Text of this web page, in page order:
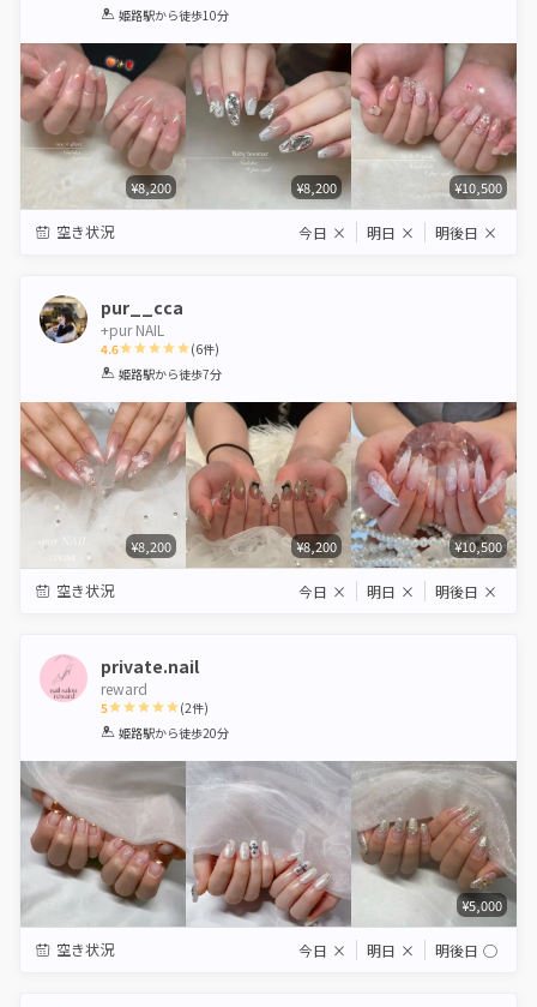
1 2 3 4 5
姫路駅から徒歩10分
¥8,200 ¥8,200 ¥10,500
空き状況 今日 × 明日 × 明後日 ×
pur__cca
+pur NAIL
4.6
1 2 3 4 5
(6件)
姫路駅から徒歩7分
¥8,200 ¥8,200 ¥10,500
空き状況 今日 × 明日 × 明後日 ×
private.nail
reward
5
1 2 3 4 5
(2件)
姫路駅から徒歩20分
¥5,000
空き状況 今日 × 明日 × 明後日 ◯